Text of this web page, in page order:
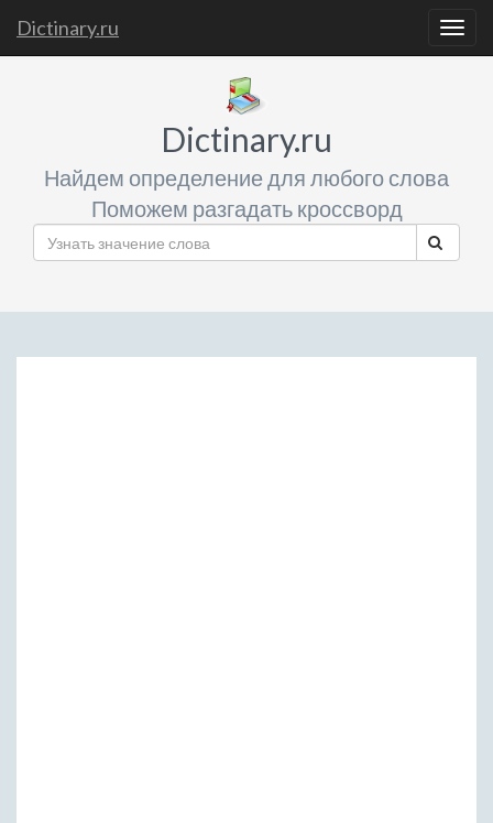
Dictinary.ru
Dictinary.ru
Найдем определение для любого слова
Поможем разгадать кроссворд